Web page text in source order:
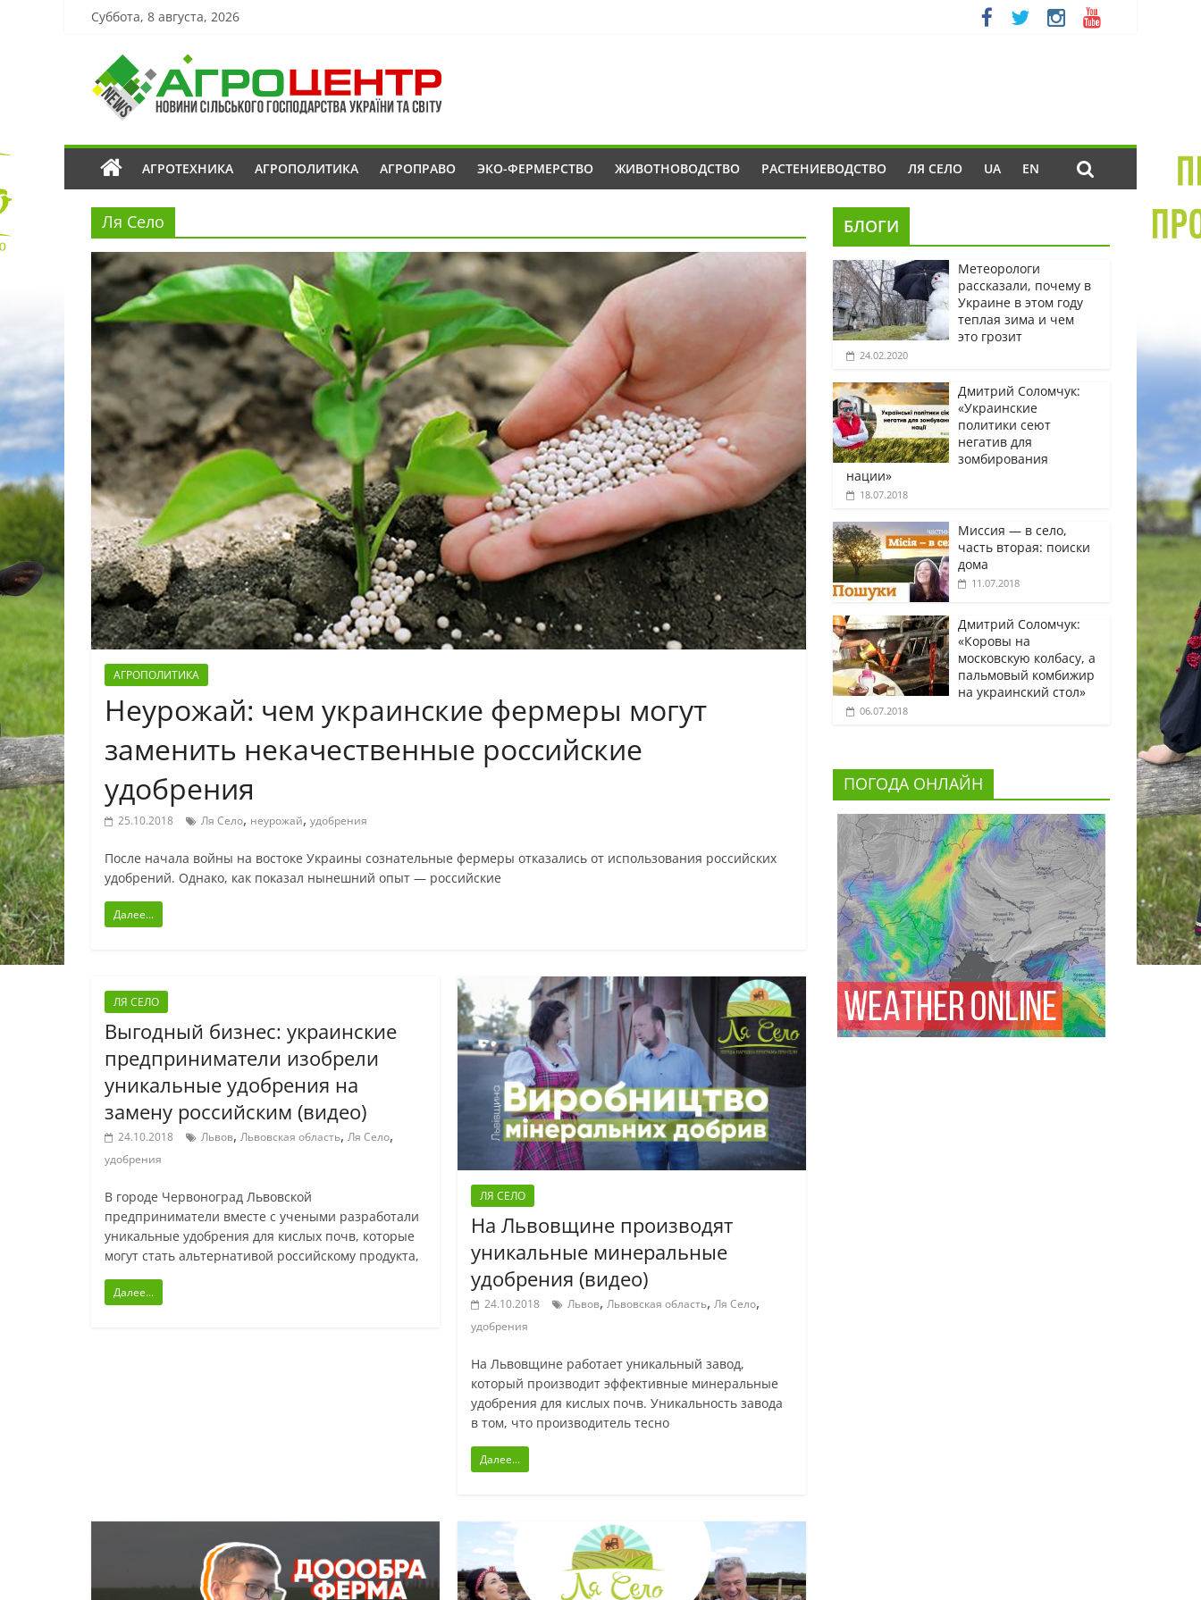
Суббота, 8 августа, 2026
АГРОТЕХНИКА АГРОПОЛИТИКА АГРОПРАВО ЭКО-ФЕРМЕРСТВО ЖИВОТНОВОДСТВО РАСТЕНИЕВОДСТВО ЛЯ СЕЛО UA EN
Ля Село
АГРОПОЛИТИКА
Неурожай: чем украинские фермеры могут
заменить некачественные российские
удобрения
25.10.2018 Ля Село, неурожай, удобрения
После начала войны на востоке Украины сознательные фермеры отказались от использования российских
удобрений. Однако, как показал нынешний опыт — российские
Далее...
ЛЯ СЕЛО
Выгодный бизнес: украинские
предприниматели изобрели
уникальные удобрения на
замену российским (видео)
24.10.2018 Львов, Львовская область, Ля Село,
удобрения
В городе Червоноград Львовской
предприниматели вместе с учеными разработали
уникальные удобрения для кислых почв, которые
могут стать альтернативой российскому продукта,
Далее...
ЛЯ СЕЛО
На Львовщине производят
уникальные минеральные
удобрения (видео)
24.10.2018 Львов,Львовская область,Ля Село,
удобрения
На Львовщине работает уникальный завод,
который производит эффективные минеральные
удобрения для кислых почв. Уникальность завода
в том, что производитель тесно
Далее...
БЛОГИ
Метеорологи
рассказали, почему в
Украине в этом году
теплая зима и чем
это грозит
24.02.2020
Дмитрий Соломчук:
«Украинские
политики сеют
негатив для
зомбирования
нации»
18.07.2018
Миссия — в село,
часть вторая: поиски
дома
11.07.2018
Дмитрий Соломчук:
«Коровы на
московскую колбасу, а
пальмовый комбижир
на украинский стол»
06.07.2018
ПОГОДА ОНЛАЙН